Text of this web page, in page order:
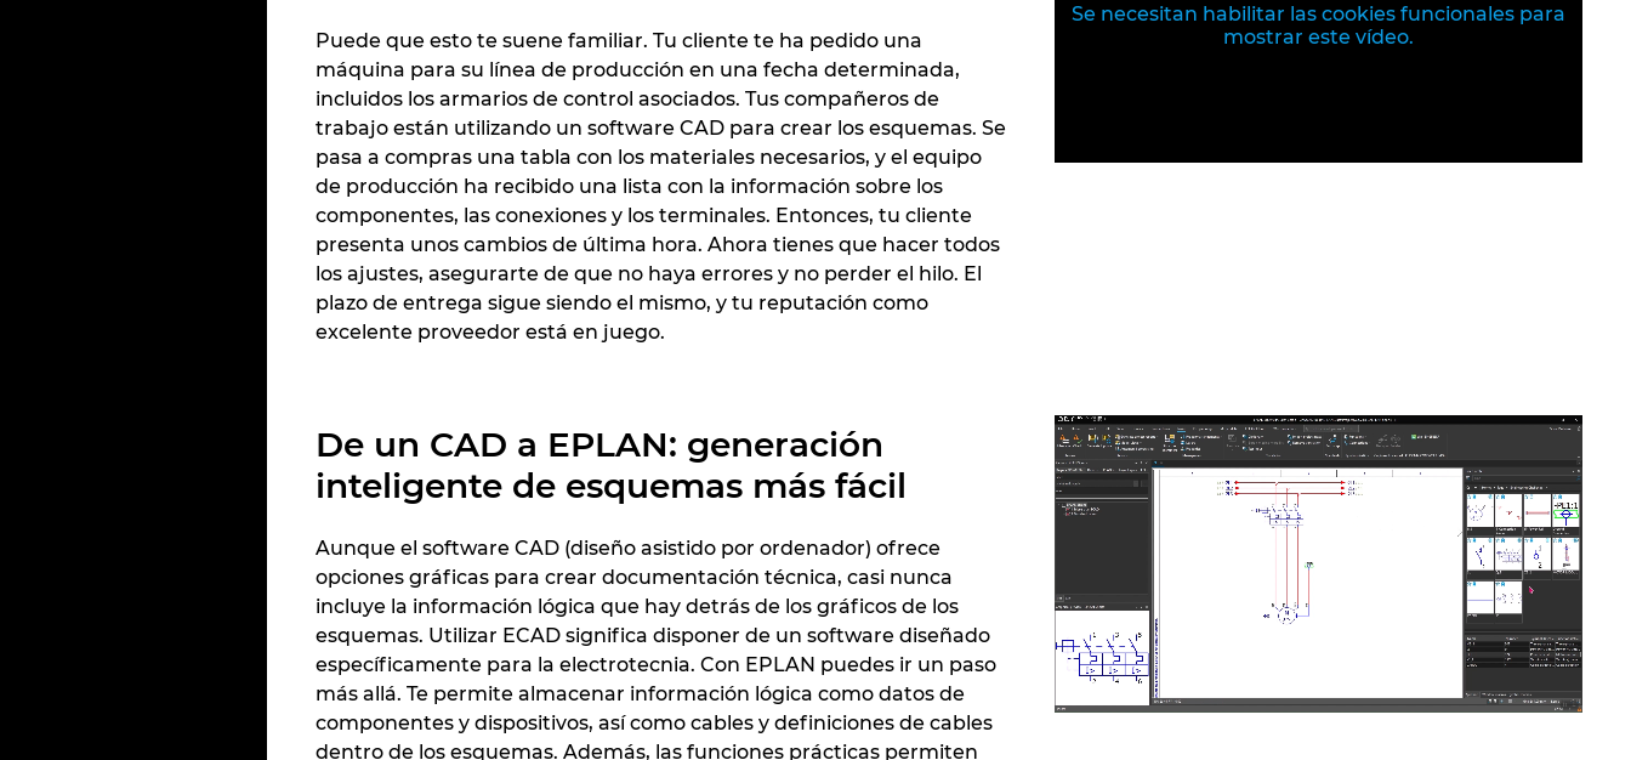
Puede que esto te suene familiar. Tu cliente te ha pedido una
máquina para su línea de producción en una fecha determinada,
incluidos los armarios de control asociados. Tus compañeros de
trabajo están utilizando un software CAD para crear los esquemas. Se
pasa a compras una tabla con los materiales necesarios, y el equipo
de producción ha recibido una lista con la información sobre los
componentes, las conexiones y los terminales. Entonces, tu cliente
presenta unos cambios de última hora. Ahora tienes que hacer todos
los ajustes, asegurarte de que no haya errores y no perder el hilo. El
plazo de entrega sigue siendo el mismo, y tu reputación como
excelente proveedor está en juego.
Se necesitan habilitar las cookies funcionales para
mostrar este vídeo.
De un CAD a EPLAN: generación
inteligente de esquemas más fácil
Aunque el software CAD (diseño asistido por ordenador) ofrece
opciones gráficas para crear documentación técnica, casi nunca
incluye la información lógica que hay detrás de los gráficos de los
esquemas. Utilizar ECAD significa disponer de un software diseñado
específicamente para la electrotecnia. Con EPLAN puedes ir un paso
más allá. Te permite almacenar información lógica como datos de
componentes y dispositivos, así como cables y definiciones de cables
dentro de los esquemas. Además, las funciones prácticas permiten